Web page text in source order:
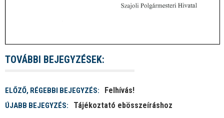
TOVÁBBI BEJEGYZÉSEK:
ELŐZŐ, RÉGEBBI BEJEGYZÉS: Felhívás!
ÚJABB BEJEGYZÉS: Tájékoztató ebösszeíráshoz